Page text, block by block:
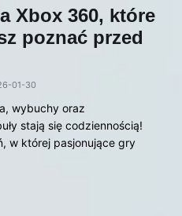
Xbox 360, które
poznać przed
01-30
wybuchy oraz
stają się codziennością!
w której pasjonujące gry